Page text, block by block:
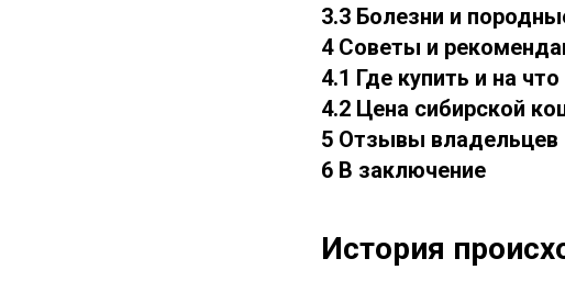
3.3 Болезни и
4 Советы и
4.1 Где купить и на
4.2 Цена сибирской
5 Отзывы владельцев
6 В заключение
История